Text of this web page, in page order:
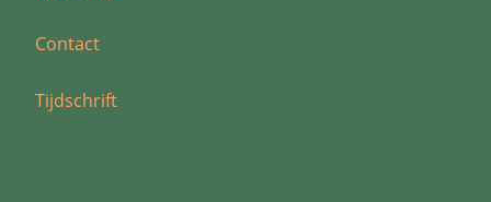
Contact
Tijdschrift